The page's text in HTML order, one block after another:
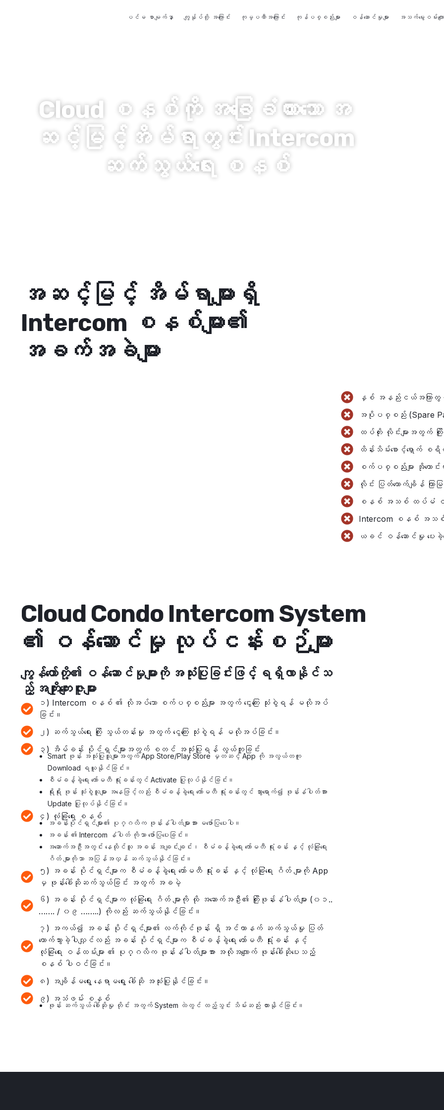
ပင်မ စာမျက်နှာ ကျွန်ုပ်တို့ အကြောင်း ကုမ္ပဏီအကြောင်း ကုန်ပစ္စည်းများ ဝန်ဆောင်မှုများ အသက်မွေးဝမ်းကျေ
Cloud စနစ်ကို အခြေခံထားသော အ
ဆင့်မြင့်အိမ်ရာတွင်း Intercom
ဆက်သွယ်ရေး စနစ်
အဆင့်မြင့် အိမ်ရာများရှိ
Intercom စနစ်များ၏
အခက်အခဲများ
နှစ် အနည်းငယ်အကြာတွင်
အပိုပစ္စည်း (Spare
ထပ်တိုး လိုင်းများအတွ
ထိန်းသိမ်းစောင့်ရှောက် စရိ
စက်ပစ္စည်းများ အိုဟောင်
လိုင်း ပြတ်တောက်ချိန် ကြာမ
စနစ် အသစ် ထပ်မံ ဝယ်
Intercom စနစ် အသစ်
ယခင် ဝန်ဆောင်မှု ပေးခဲ့သ
Cloud Condo Intercom System
၏ ဝန်ဆောင်မှု လုပ်ငန်းစဉ်များ
ကျွန်တော်တို့၏ ဝန်ဆောင်မှုများကို အသုံးပြုခြင်းဖြင့် ရရှိလာနိုင်သ
ည့် အကျိုးကျေးဇူးများ
၁) Intercom စနစ် ၏ လိုအပ်သော စက်ပစ္စည်းများ အတွက် ငွေးကြေး သုံးစွဲရန် မလိုအပ်
ခြင်း။
၂) ဆက်သွယ်ရေး ကြိုး သွယ်တန်းမှု အတွက် ငွေကြေး သုံးစွဲရန် မလိုအပ်ခြင်း။
၃) အိမ်ခန်း ပိုင်ရှင်များအတွက် စတင် အသုံးပြုရန် လွယ်ကူခြင်း
Smart ဖုန်း အသုံးပြုသူများအတွက် App Store/Play Store မှတဆင့် App ကို အလွယ်တကူ
Download ရယူနိုင်ခြင်း။
စီမံခန့်ခွဲရေး ကော်မတီ ရုံးခန်းတွင် Activate ပြုလုပ်နိုင်ခြင်း။
ရိုးရိုး ဖုန်း သုံးစွဲသူများ အနေဖြင့်လည်း စီမံခန့်ခွဲရေး ကော်မတီ ရုံးခန်းတွင် သွားရောက်၍ ဖုန်းနံပါတ်အား
Update ပြုလုပ်နိုင်ခြင်း။
၄) လုံခြုံရေး စနစ်
အခန်းပိုင်ရှင်များ၏ ပုဂ္ဂလိက ဖုန်းနံပါတ်များအား မဖော်ပြပေးပါ။
အခန်း ၏ Intercom နံပါတ် ကိုသာ ဖော်ပြပေးခြင်း။
အဆောက်အဦးအတွင်း နေထိုင်သူ အခန်း အချင်းချင်း၊ စီမံခန့်ခွဲရေး ကော်မတီ ရုံးခန်း နှင့် လုံခြုံရေး
ဂိတ် များကိုသာ အပြန်အလှန် ဆက်သွယ်နိုင်ခြင်း။
၅) အခန်း ပိုင်ရှင်များက စီမံခန့်ခွဲရေး ကော်မတီ ရုံးခန်း နှင့် လုံခြုံရေး ဂိတ် များကို App
မှ ဖုန်းခေါ်ဆိုဆက်သွယ်ခြင်း အတွက် အခမဲ့
၆) အခန်း ပိုင်ရှင်များက လုံခြုံရေး ဂိတ် များကို ထို အဆောက်အဦး၏ ကြိုးဖုန်းနံပါတ်များ (၀၁..
……. / ၀၉ ……..) ကိုလည်း ဆက်သွယ်နိုင်ခြင်း။
၇) အကယ်၍ အခန်း ပိုင်ရှင်များ၏ လက်ကိုင်ဖုန်း ရှိ အင်တာနက် ဆက်သွယ်မှု ပြတ်
တောက်သွားခဲ့ပါလျှင်လည်း အခန်း ပိုင်ရှင်များက စီမံခန့်ခွဲရေး ကော်မတီ ရုံးခန်း နှင့်
လုံခြုံရေး ဝန်ထမ်းများ ၏ ပုဂ္ဂလိက ဖုန်းနံပါတ်များအား အလိုအလျောက် ဖုန်းခေါ်ဆိုပေးသည့်
စနစ် ပါဝင်ခြင်း။
၈) အချိန်မရွေး နေရာမရွေး ခေါ်ဆို အသုံးပြုနိုင်ခြင်း။
၉) အသံဖမ်း စနစ်
ဖုန်း ဆက်သွယ် ခေါ်ဆိုမှု တိုင်း အတွက် System ထဲတွင် ထည့်သွင်း သိမ်းဆည်း ထားနိုင်ခြင်း။